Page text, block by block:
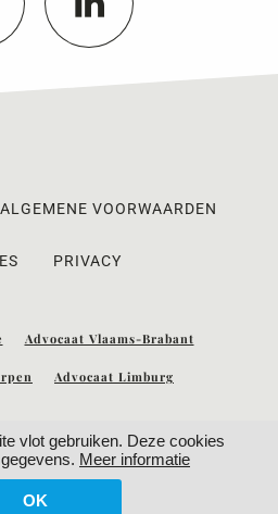
ALGEMENE VOORWAARDEN
PRIVACY
Advocaat Vlaams-Brabant
Advocaat Limburg
FROM ALWAYS AWAKE
vlot gebruiken. Deze cookies
Meer informatie
OK